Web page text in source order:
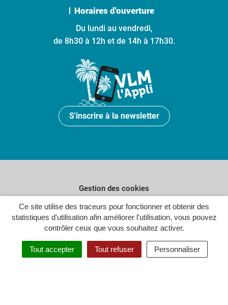
Ce site utilise des traceurs pour fonctionner et obtenir des
statistiques d'utilisation afin améliorer l'utilisation, vous pouvez
contrôler ceux que vous souhaitez activer.
Tout accepter Tout refuser Personnaliser
Horaires d'ouverture
Du lundi au vendredi,
de 8h30 à 12h et de 14h à 17h30.
S'inscrire à la newsletter
Gestion des cookies
Plan du site
Politique de confidentialité
Crédits